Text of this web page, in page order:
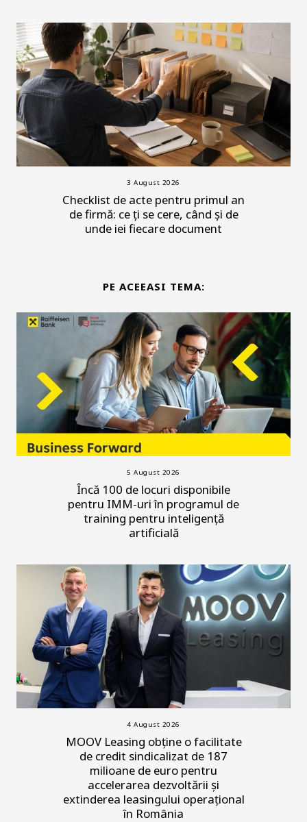
3 August 2026
Checklist de acte pentru primul an
de firmă: ce ți se cere, când și de
unde iei fiecare document
PE ACEEASI TEMA:
5 August 2026
Încă 100 de locuri disponibile
pentru IMM-uri în programul de
training pentru inteligență
artificială
4 August 2026
MOOV Leasing obține o facilitate
de credit sindicalizat de 187
milioane de euro pentru
accelerarea dezvoltării și
extinderea leasingului operațional
în România